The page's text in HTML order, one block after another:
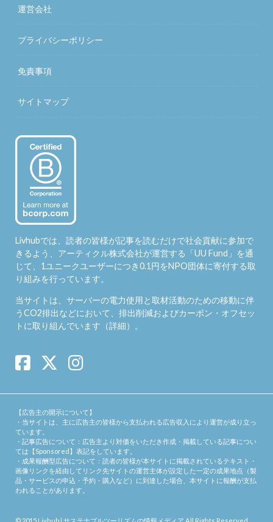
運営会社
プライバシーポリシー
免責事項
サイトマップ
Livhubでは、読者の皆様が記事を読むだけで社会貢献に参加で
きるよう、アーティクル株式会社が運営する「UU Fund 」を通
じて、1ユニークユーザーにつき0.1円をNPO団体に寄付する取
り組みを行っています。
当サイトは、サーバーの電力使用と取材活動のための移動に伴
うCO2排出などにおいて、排出削減およびカーボン・オフセッ
トに取り組んでいます（詳細）。
【広告主の開示について】
・当サイトは、主に広告主の皆様から支払われる広告収入により運営が成り立っ
ています。
・記事広告について：広告主より対価をいただき作成・掲載している記事につい
ては【Sponsored】表記をしています。
・成果報酬型広告について：読者の皆様が本サイトに掲載されているテキスト・
画像リンクを経由してリンク先サイトの運営主体が設定した一定の成果地点（製
品・サービスの申込・予約・購入など）に到達した場合、本サイトに報酬が支払
われることがあります。
© 2015 Livhub | サステナブルツーリズムの情報メディア .All Rights Reserved.